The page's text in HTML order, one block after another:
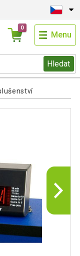
Hledat
0
Menu